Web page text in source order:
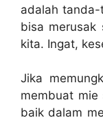
adalah
bisa merusak
kita. Ingat,
Jika
membuat mie
baik dalam